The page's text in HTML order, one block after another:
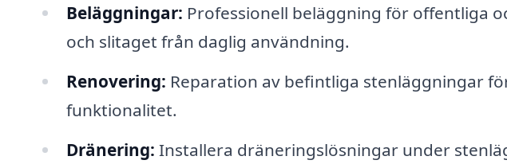
Beläggningar: Professionell beläggning för offentliga
och slitaget från daglig användning.
Renovering: Reparation av befintliga stenläggningar
funktionalitet.
Dränering: Installera dräneringslösningar under